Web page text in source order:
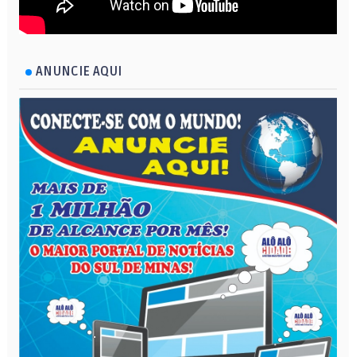
ANUNCIE AQUI